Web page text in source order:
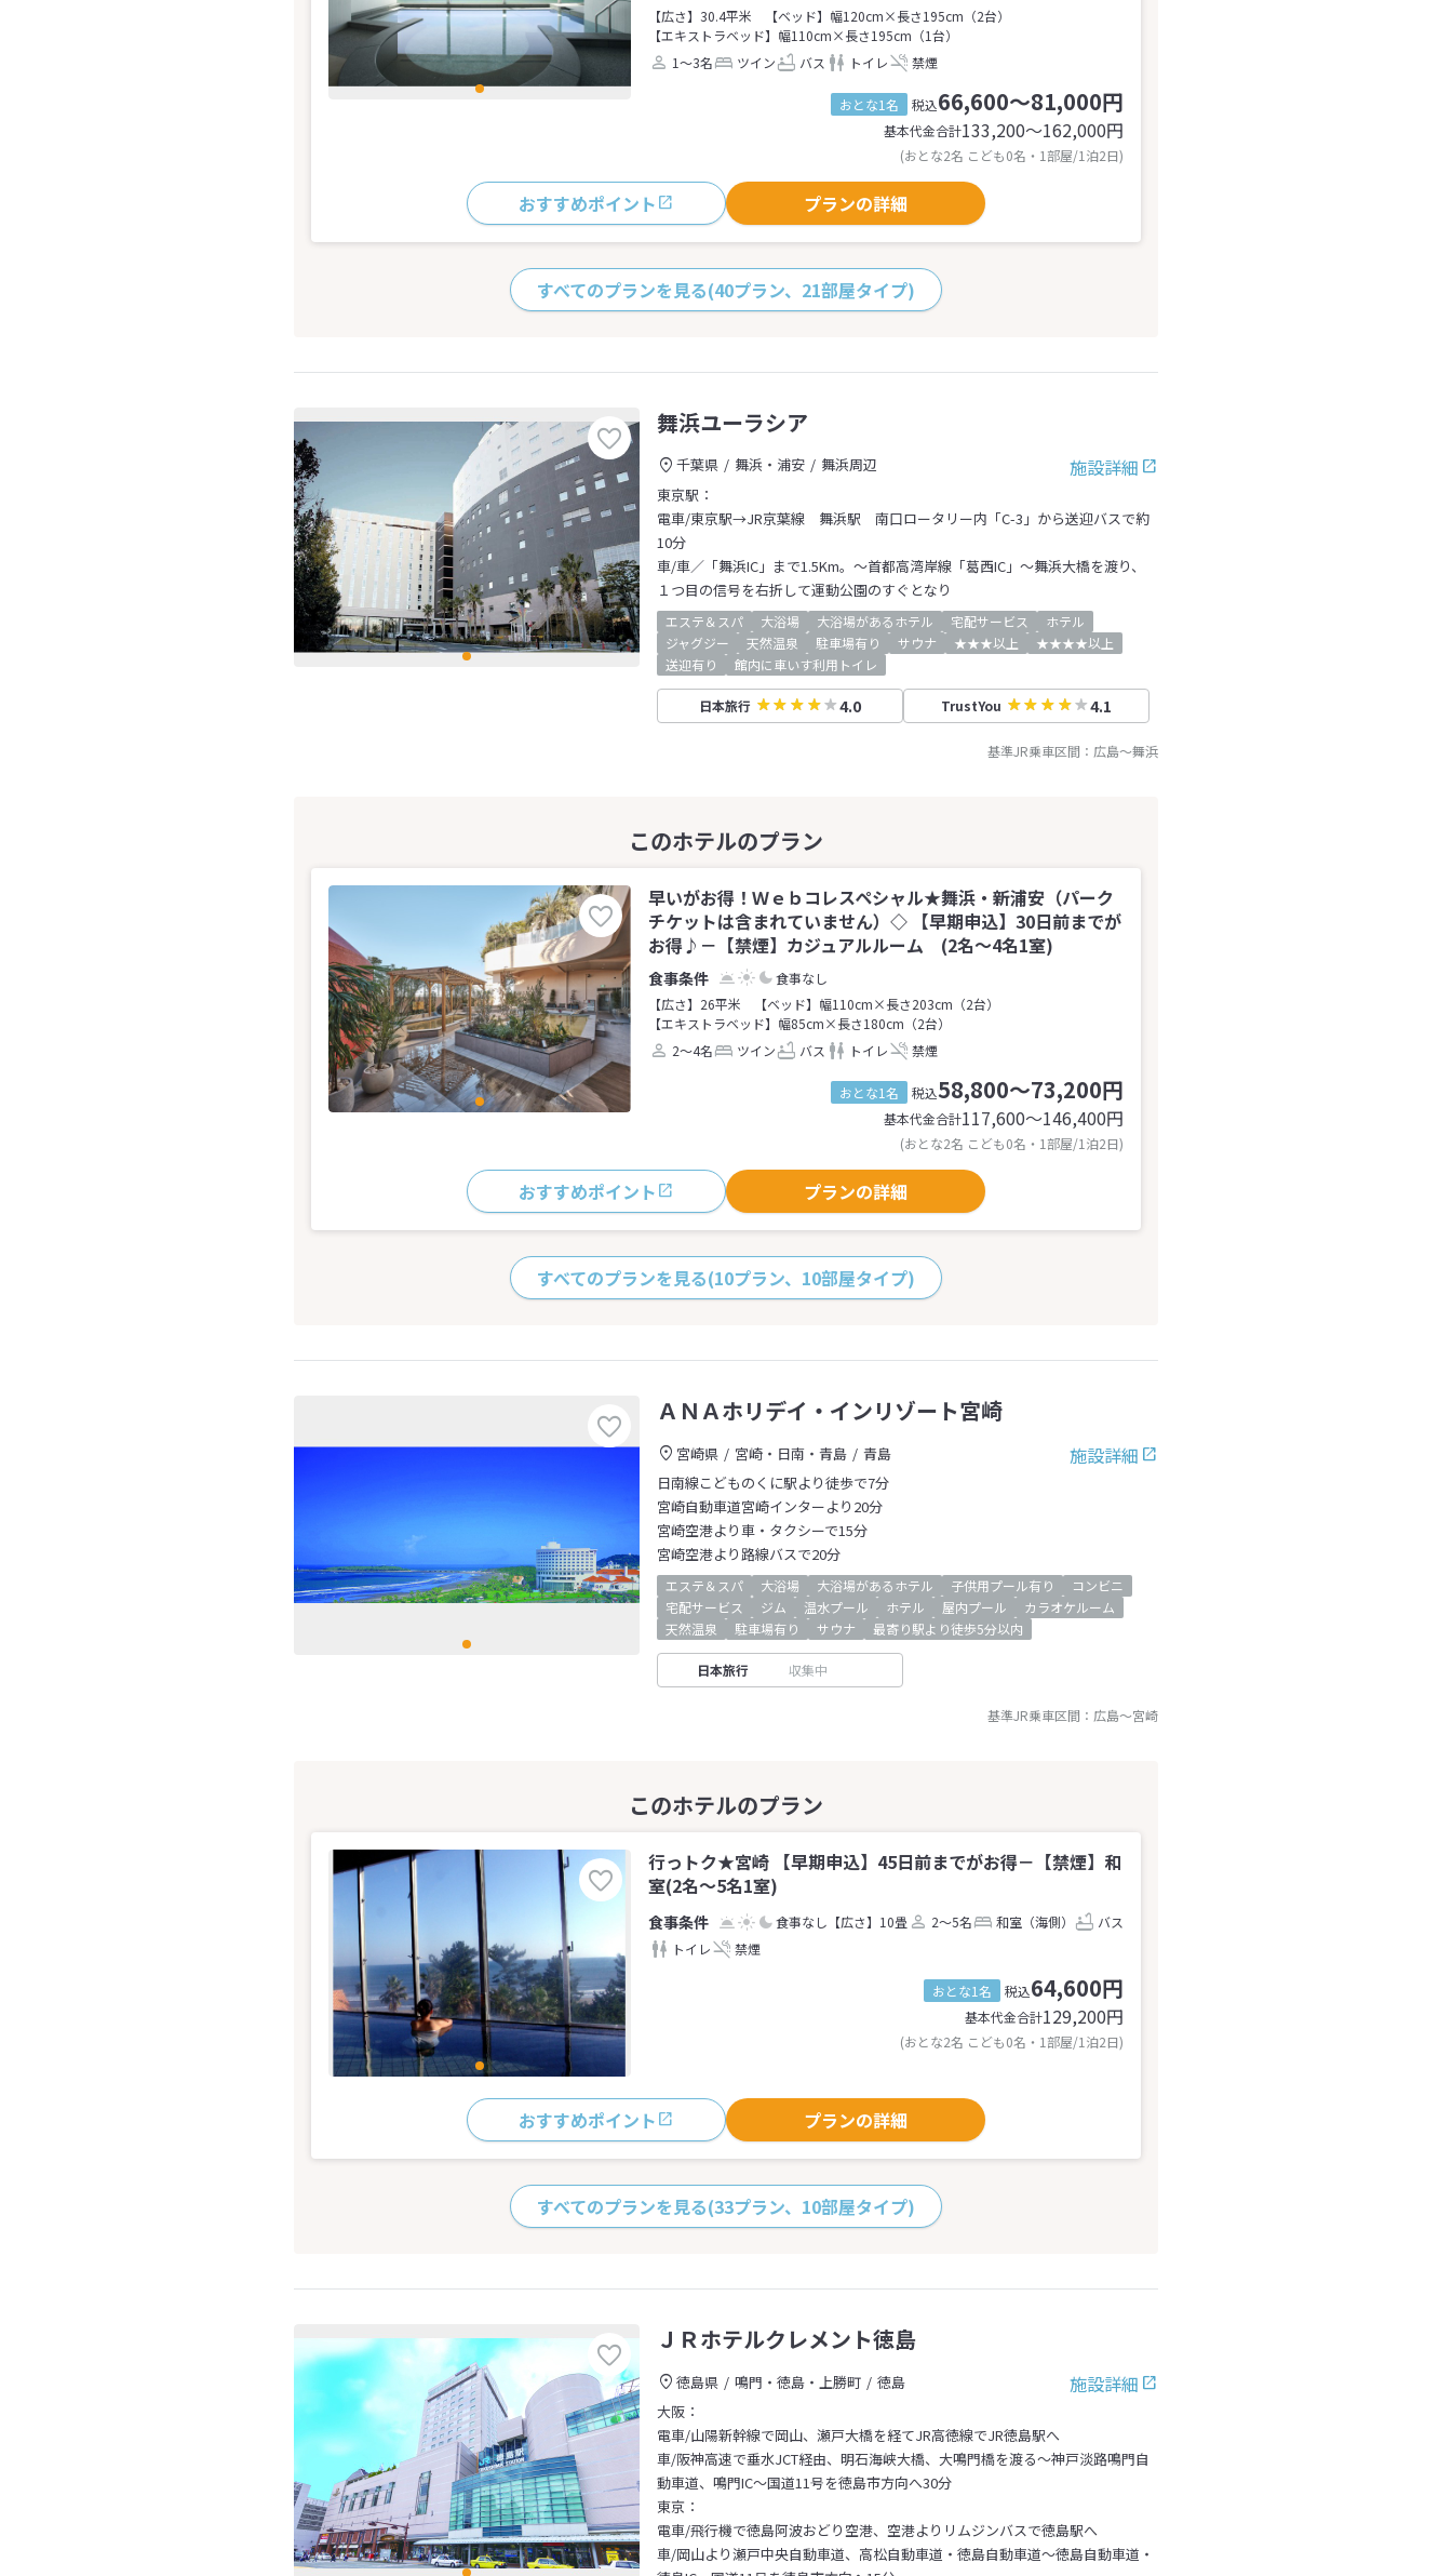
【広さ】30.4平米
【ベッド】幅120cm×長さ195cm（2台）
【エキストラベッド】幅110cm×長さ195cm（1台）
1～3名
ツイン バス トイレ 禁煙
おとな1名 税込66,600～81,000円
基本代金合計133,200〜162,000円
(おとな2名 こども0名・1部屋/1泊2日)
おすすめポイント プランの詳細
すべてのプランを見る(40プラン、21部屋タイプ)
舞浜ユーラシア
施設詳細
千葉県 舞浜・浦安
舞浜周辺
東京駅：
電車/東京駅→JR京葉線 舞浜駅 南口ロータリー内「C-3」から送迎バスで約
10分
車/車／「舞浜IC」まで1.5Km。～首都高湾岸線「葛西IC」～舞浜大橋を渡り、
１つ目の信号を右折して運動公園のすぐとなり
エステ＆スパ 大浴場 大浴場があるホテル 宅配サービス
ホテル
ジャグジー
天然温泉 駐車場有り サウナ ★★★以上
★★★★以上
送迎有り
館内に車いす利用トイレ
日本旅行 4.0 TrustYou 4.1
基準JR乗車区間： 広島～舞浜
早いがお得！Ｗｅｂコレスペシャル★舞浜・新浦安（パーク
チケットは含まれていません）◇ 【早期申込】30日前までが
お得♪－【禁煙】カジュアルルーム (2名～4名1室)
食事なし
【広さ】26平米
【ベッド】幅110cm×長さ203cm（2台）
【エキストラベッド】幅85cm×長さ180cm（2台）
2～4名
ツイン バス トイレ 禁煙
おとな1名 税込58,800～73,200円
基本代金合計117,600〜146,400円
(おとな2名 こども0名・1部屋/1泊2日)
おすすめポイント プランの詳細
すべてのプランを見る(10プラン、10部屋タイプ)
ＡＮＡホリデイ・インリゾート宮崎
施設詳細
宮崎県 宮崎・日南・青島
青島
日南線こどものくに駅より徒歩で7分
宮崎自動車道宮崎インターより20分
宮崎空港より車・タクシーで15分
宮崎空港より路線バスで20分
エステ＆スパ 大浴場 大浴場があるホテル 子供用プール有り
コンビニ
宅配サービス
ジム 温水プール ホテル 屋内プール
カラオケルーム
天然温泉
駐車場有り サウナ 最寄り駅より徒歩5分以内
日本旅行 収集中
基準JR乗車区間： 広島～宮崎
行っトク★宮崎 【早期申込】45日前までがお得－【禁煙】和
室(2名～5名1室)
食事なし 【広さ】10畳 2～5名 和室（海側）
バス
トイレ
禁煙
おとな1名 税込64,600円
基本代金合計129,200円
(おとな2名 こども0名・1部屋/1泊2日)
おすすめポイント プランの詳細
すべてのプランを見る(33プラン、10部屋タイプ)
ＪＲホテルクレメント徳島
施設詳細
徳島県 鳴門・徳島・上勝町
徳島
大阪：
電車/山陽新幹線で岡山、瀬戸大橋を経てJR高徳線でJR徳島駅へ
車/阪神高速で垂水JCT経由、明石海峡大橋、大鳴門橋を渡る～神戸淡路鳴門自
動車道、鳴門IC～国道11号を徳島市方向へ30分
東京：
電車/飛行機で徳島阿波おどり空港、空港よりリムジンバスで徳島駅へ
車/岡山より瀬戸中央自動車道、高松自動車道・徳島自動車道～徳島自動車道・